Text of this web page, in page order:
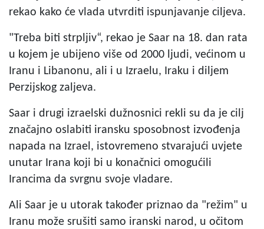
rekao kako će vlada utvrditi ispunjavanje ciljeva.
"Treba biti strpljiv“, rekao je Saar na 18. dan rata
u kojem je ubijeno više od 2000 ljudi, većinom u
Iranu i Libanonu, ali i u Izraelu, Iraku i diljem
Perzijskog zaljeva.
Saar i drugi izraelski dužnosnici rekli su da je cilj
značajno oslabiti iransku sposobnost izvođenja
napada na Izrael, istovremeno stvarajući uvjete
unutar Irana koji bi u konačnici omogućili
Irancima da svrgnu svoje vladare.
Ali Saar je u utorak također priznao da "režim" u
Iranu može srušiti samo iranski narod, u očitom